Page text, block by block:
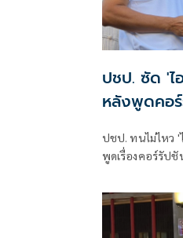
ปชป. ซัด 'ไ
หลังพูดคอร์
ปชป. ทนไม่ไหว '
พูดเรื่องคอร์รัปชั